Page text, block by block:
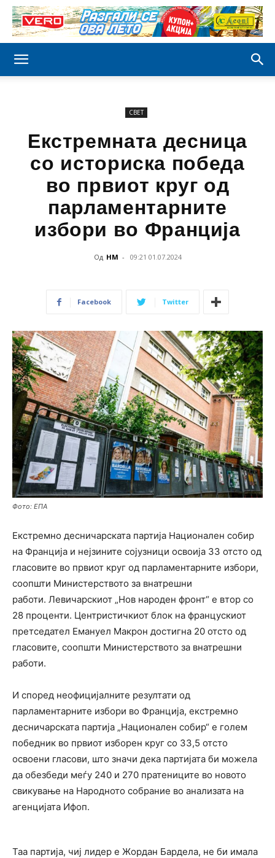
СВЕТ
Екстремната десница
со историска победа
во првиот круг од
парламентарните
избори во Франција
Од НМ - 09:21 01.07.2024
Facebook Twitter
Фото: ЕПА
Екстремно десничарската партија Национален собир
на Франција и нејзините сојузници освоија 33 отсто од
гласовите во првиот круг од парламентарните избори,
соопшти Министерството за внатрешни
работи. Левичарскиот „Нов народен фронт“ е втор со
28 проценти. Центристичкиот блок на францускиот
претседател Емануел Макрон достигна 20 отсто од
гласовите, соопшти Министерството за внатрешни
работи.
И според неофицијалните резултати од
парламентарните избори во Франција, екстремно
десничарската партија „Национален собир“ е голем
победник во првиот изборен круг со 33,5 отсто
освоени гласови, што значи дека партијата би можела
да обезбеди меѓу 240 и 270 пратениците во новото
свикување на Народното собрание во анализата на
агенцијата Ифоп.
Таа партија, чиј лидер е Жордан Бардела, не би имала